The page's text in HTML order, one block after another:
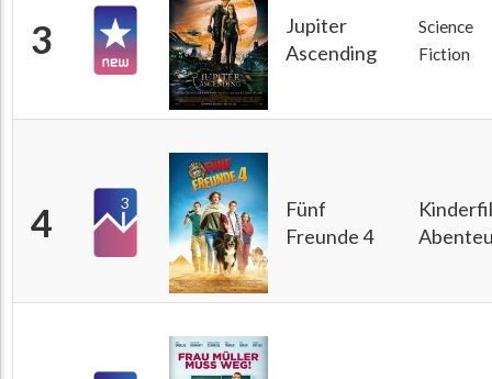
3
Jupiter
Ascending
Science
Fiction
4 3
Fünf
Freunde 4